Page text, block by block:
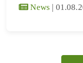
News |